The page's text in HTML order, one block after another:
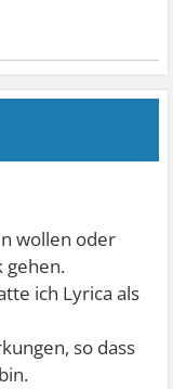
wollen oder
gehen.
ich Lyrica als
so dass